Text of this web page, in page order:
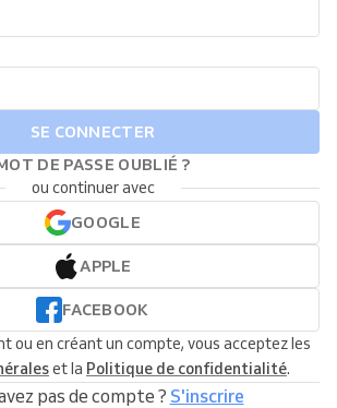
SE CONNECTER
DE PASSE OUBLIÉ ?
ou continuer avec
GOOGLE
APPLE
FACEBOOK
ou en créant un compte, vous acceptez les
et la Politique de confidentialité.
pas de compte ? S'inscrire